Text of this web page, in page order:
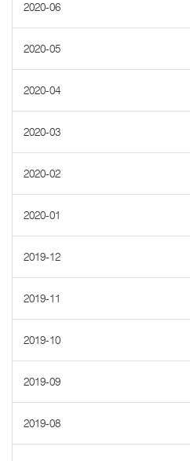
2020-06
2020-05
2020-04
2020-03
2020-02
2020-01
2019-12
2019-11
2019-10
2019-09
2019-08